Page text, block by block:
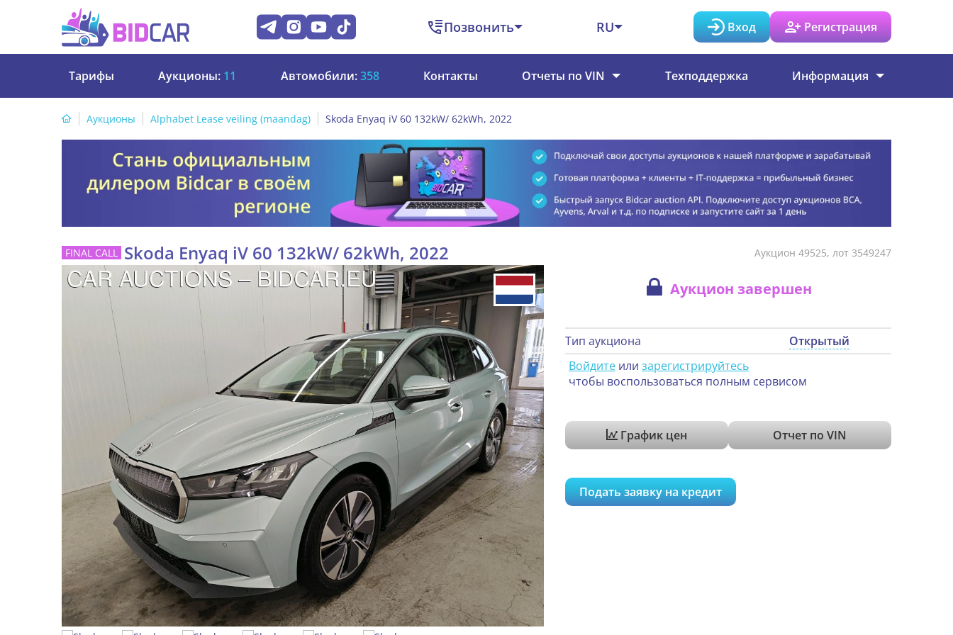
Позвонить RU Вход Регистрация
Тарифы Аукционы: 11 Автомобили:358 Контакты Отчеты по VIN Техподдержка Информация
Аукционы Alphabet Lease veiling (maandag) Skoda Enyaq iV 60 132kW/ 62kWh, 2022
Аукцион 49525, лот 3549247
Skoda Enyaq iV 60 132kW/ 62kWh, 2022
Аукцион завершен
Тип аукциона
Открытый
Войдите или зарегистрируйтесь
чтобы воспользоваться полным сервисом
График цен Отчет по VIN
Подать заявку на кредит